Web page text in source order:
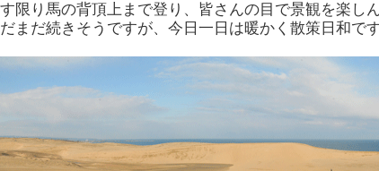
限り馬の背頂上まで登り、皆さんの目で景観を楽し
まだ続きそうですが、今日一日は暖かく散策日和です